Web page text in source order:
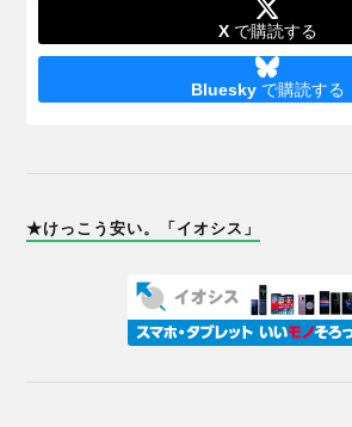
Xで購読する
Blueskyで購読する
★けっこう安い。「イオシス」